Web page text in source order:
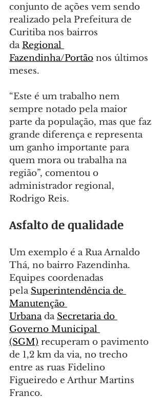
conjunto de ações vem sendo
realizado pela Prefeitura de
Curitiba nos bairros
da Regional
Fazendinha/Portão nos últimos
meses.
“Este é um trabalho nem
sempre notado pela maior
parte da população, mas que faz
grande diferença e representa
um ganho importante para
quem mora ou trabalha na
região”, comentou o
administrador regional,
Rodrigo Reis.
Asfalto de qualidade
Um exemplo é a Rua Arnaldo
Thá, no bairro Fazendinha.
Equipes coordenadas
pela Superintendência de
Manutenção
Urbana da Secretaria do
Governo Municipal
(SGM) recuperam o pavimento
de 1,2 km da via, no trecho
entre as ruas Fidelino
Figueiredo e Arthur Martins
Franco.